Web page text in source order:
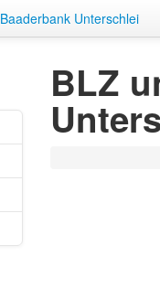
Baaderbank Unterschlei
BLZ